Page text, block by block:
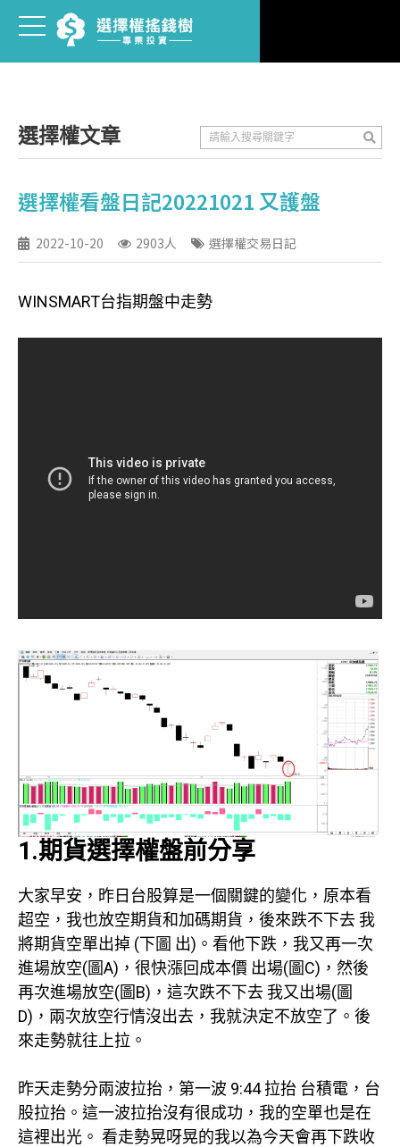
選擇權文章
選擇權看盤日記20221021 又護盤
2022-10-20 2903人 選擇權交易日記
WINSMART台指期盤中走勢
1.期貨選擇權盤前分享
大家早安，昨日台股算是一個關鍵的變化，原本看
超空，我也放空期貨和加碼期貨，後來跌不下去 我
將期貨空單出掉 (下圖 出)。看他下跌，我又再一次
進場放空(圖A)，很快漲回成本價 出場(圖C)，然後
再次進場放空(圖B)，這次跌不下去 我又出場(圖
D)，兩次放空行情沒出去，我就決定不放空了。後
來走勢就往上拉。
昨天走勢分兩波拉抬，第一波 9:44 拉抬 台積電，台
股拉抬。這一波拉抬沒有很成功，我的空單也是在
這裡出光。 看走勢晃呀晃的我以為今天會再下跌收